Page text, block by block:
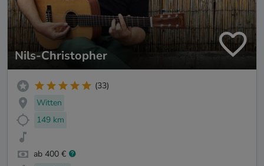
Nils-Christopher
(33)
Witten
149 km
ab 400 €